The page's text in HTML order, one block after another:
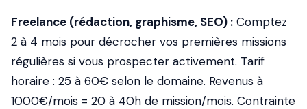
Freelance (rédaction, graphisme, SEO) : Comptez
2 à 4 mois pour décrocher vos premières missions
régulières si vous prospecter activement. Tarif
horaire : 25 à 60€ selon le domaine. Revenus à
1000€/mois = 20 à 40h de mission/mois. Contrainte